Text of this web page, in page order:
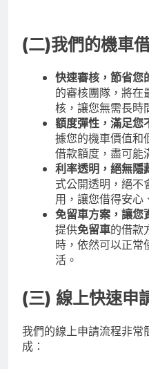
(二)我們的機車
快速審核，節省您
的審核團隊，將在
核，讓您無需長時
額度彈性，滿足您
據您的機車價值和
借款額度，盡可能
利率透明，絕無隱
式公開透明，絕不
用，讓您借得安心
免留車方案，讓您
提供免留車的借款
時，依然可以正常
活。
(三) 線上快速申
我們的線上申請流程非常
成：